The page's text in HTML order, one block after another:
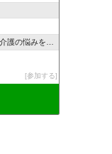
の悩みを解決
参加する